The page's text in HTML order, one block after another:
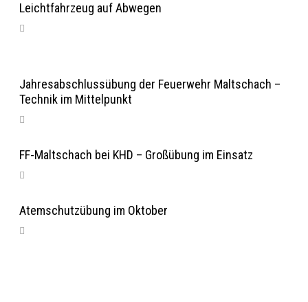
Leichtfahrzeug auf Abwegen
Jahresabschlussübung der Feuerwehr Maltschach –
Technik im Mittelpunkt
FF-Maltschach bei KHD – Großübung im Einsatz
Atemschutzübung im Oktober